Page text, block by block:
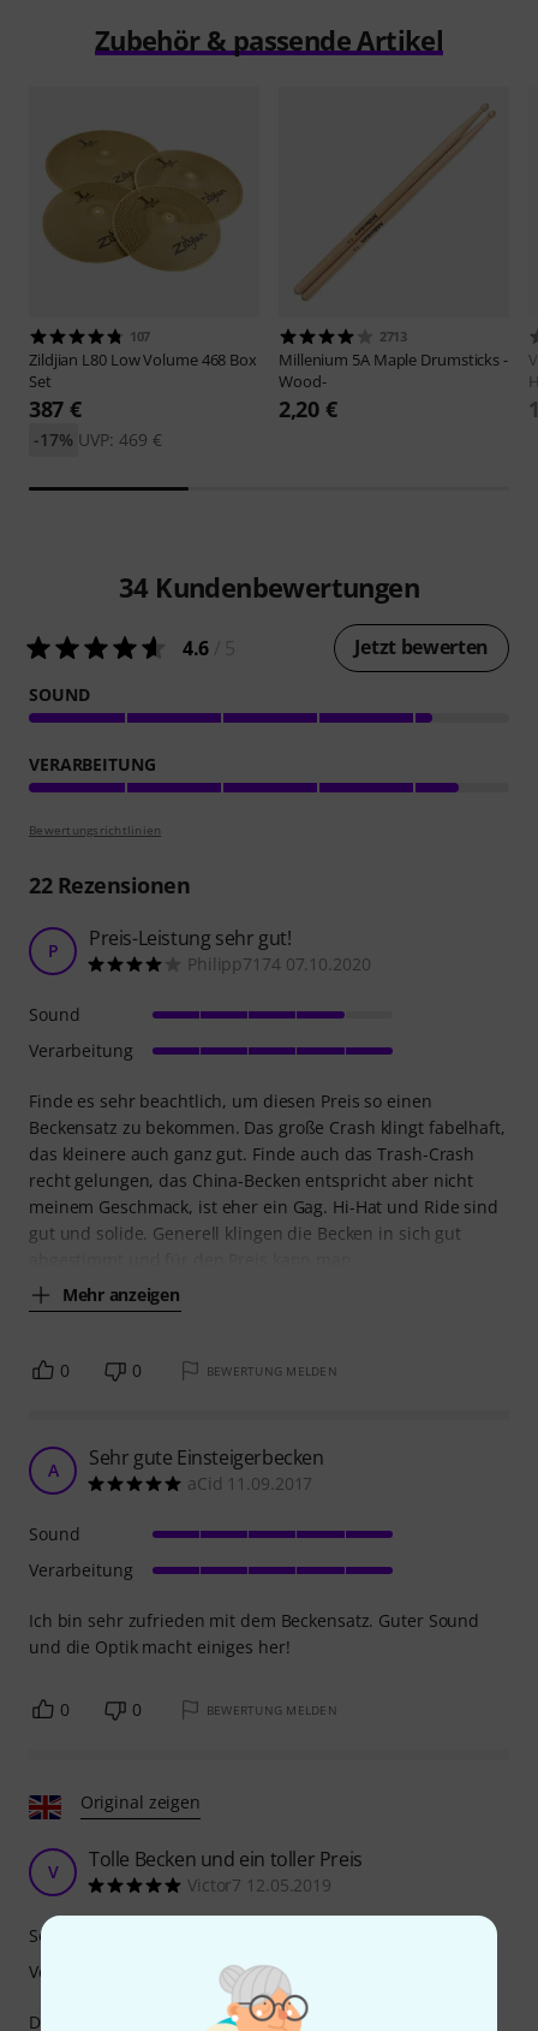
Zubehör & passende Artikel
107
Zildjian L80 Low Volume 468 Box
Set
387 €
UVP: 469 €
-17%
2713
Millenium 5A Maple Drumsticks -
Wood-
2,20 €
34 Kundenbewertungen
4.6 Jetzt bewerten
SOUND
VERARBEITUNG
Bewertungsrichtlinien
22Rezensionen
P Preis-Leistung sehr gut!
Philipp7174 07.10.2020
Finde es sehr beachtlich, um diesen Preis so einen
Beckensatz zu bekommen. Das große Crash klingt fabelhaft,
das kleinere auch ganz gut. Finde auch das Trash-Crash
recht gelungen, das China-Becken entspricht aber nicht
meinem Geschmack, ist eher ein Gag. Hi-Hat und Ride sind
gut und solide. Generell klingen die Becken in sich gut
Mehr anzeigen
Sound
Verarbeitung
0 0 BEWERTUNG MELDEN
A Sehr gute Einsteigerbecken
aCid 11.09.2017
Ich bin sehr zufrieden mit dem Beckensatz. Guter Sound
und die Optik macht einiges her!
Sound
Verarbeitung
0 0 BEWERTUNG MELDEN
Original zeigen
V Tolle Becken und ein toller Preis
Victor7 12.05.2019
Diese Becken sind nicht nur preiswert, sondern auch von
Sound
Verarbeitung